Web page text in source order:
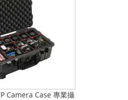
Camera Case 專業攝